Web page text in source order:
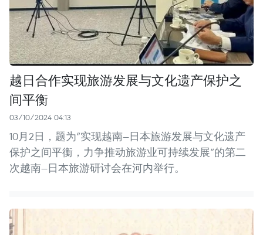
越日合作实现旅游发展与文化遗产保护之
间平衡
03/10/2024 04:13
10月2日，题为“实现越南—日本旅游发展与文化遗产
保护之间平衡，力争推动旅游业可持续发展”的第二
次越南—日本旅游研讨会在河内举行。